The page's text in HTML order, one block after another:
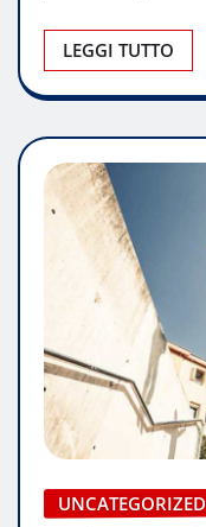
LEGGI TUTTO
UNCATEGORIZED